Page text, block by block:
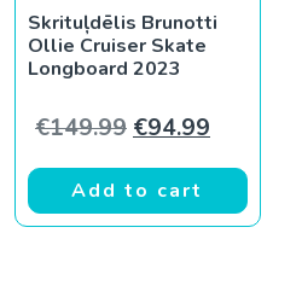
Skrituļdēlis Brunotti
Ollie Cruiser Skate
Longboard 2023
€149.99 Original price
€94.99
Add to cart